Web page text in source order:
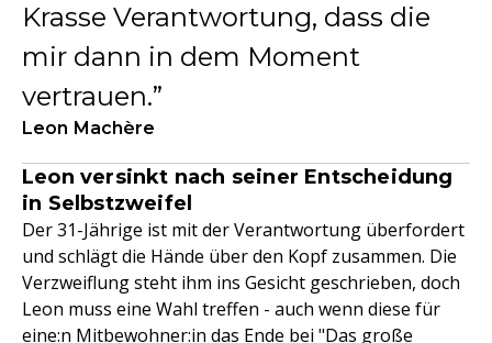
Krasse Verantwortung, dass die
mir dann in dem Moment
vertrauen.
Leon Machère
Leon versinkt nach seiner Entscheidung
in Selbstzweifel
Der 31-Jährige ist mit der Verantwortung überfordert
und schlägt die Hände über den Kopf zusammen. Die
Verzweiflung steht ihm ins Gesicht geschrieben, doch
Leon muss eine Wahl treffen - auch wenn diese für
eine:n Mitbewohner:in das Ende bei "Das große